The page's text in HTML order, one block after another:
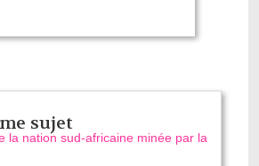
sujet
la nation sud-africaine minée par la